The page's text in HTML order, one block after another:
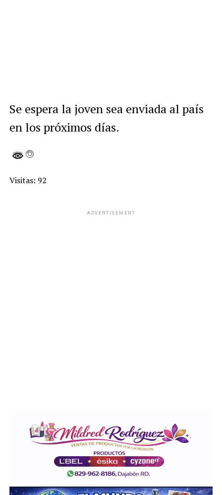
Se espera la joven sea enviada al país
en los próximos días.
Visitas: 92
ADVERTISEMENT